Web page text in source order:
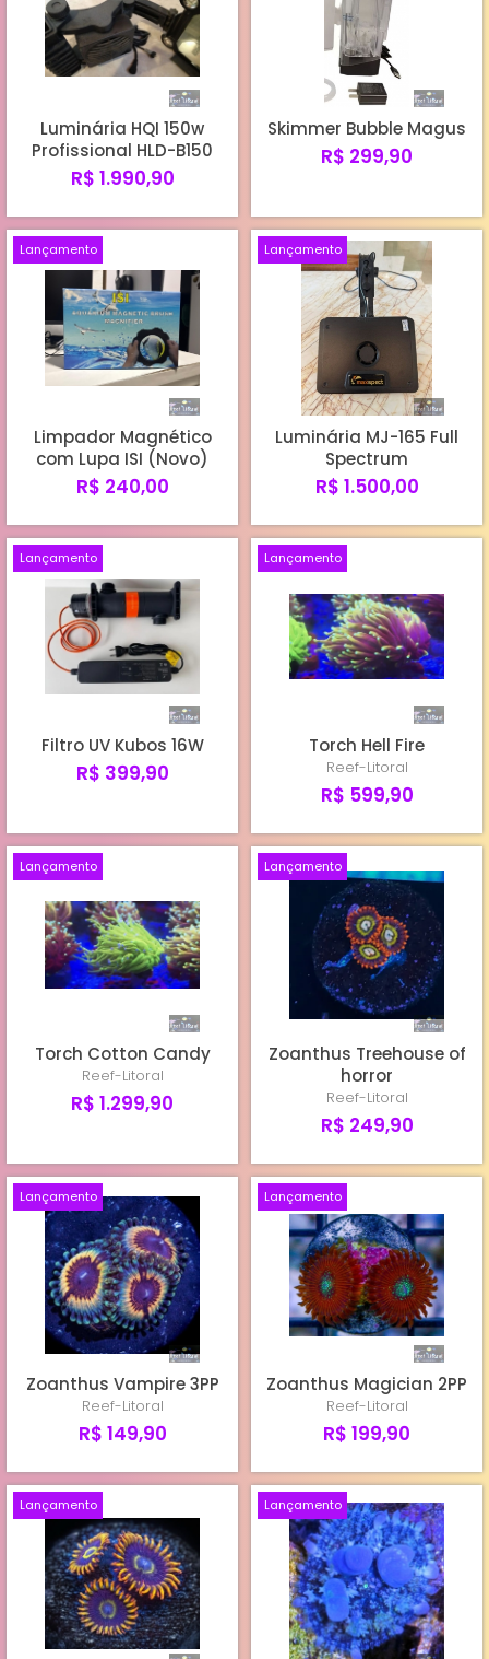
Luminária HQI 150w
Profissional HLD-B150
R$ 1.990,90
Skimmer Bubble Magus
R$ 299,90
Lançamento
Limpador Magnético
com Lupa ISI (Novo)
R$ 240,00
Lançamento
Luminária MJ-165 Full
Spectrum
R$ 1.500,00
Lançamento
Filtro UV Kubos 16W
R$ 399,90
Lançamento
Torch Hell Fire
Reef-Litoral
R$ 599,90
Lançamento
Torch Cotton Candy
Reef-Litoral
R$ 1.299,90
Lançamento
Zoanthus Treehouse of
horror
Reef-Litoral
R$ 249,90
Lançamento
Zoanthus Vampire 3PP
Reef-Litoral
R$ 149,90
Lançamento
Zoanthus Magician 2PP
Reef-Litoral
R$ 199,90
Lançamento Lançamento